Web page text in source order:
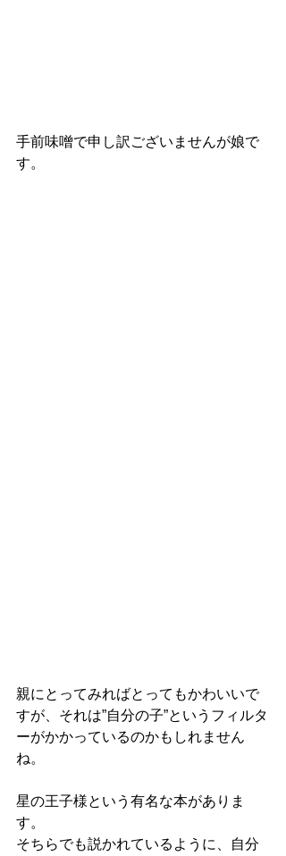
手前味噌で申し訳ございませんが娘で
す。
親にとってみればとってもかわいいで
すが、それは”自分の子”というフィルタ
ーがかかっているのかもしれません
ね。
星の王子様という有名な本がありま
す。
そちらでも説かれているように、自分